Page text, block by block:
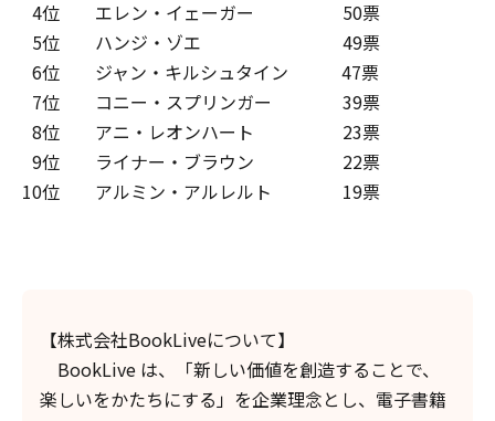
4位 エレン・イェーガー 50票
5位 ハンジ・ゾエ 49票
6位 ジャン・キルシュタイン 47票
7位 コニー・スプリンガー 39票
8位 アニ・レオンハート 23票
9位 ライナー・ブラウン 22票
10位 アルミン・アルレルト 19票
【株式会社BookLiveについて】
BookLive は、「新しい価値を創造することで、
楽しいをかたちにする」を企業理念とし、電子書籍